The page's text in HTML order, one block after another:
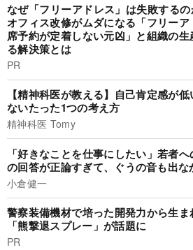
なぜ「フリーアドレス」は失敗する
オフィス改修がムダになる「フリー
席予約が定着しない元凶」と組織の
る解決策とは
PR
【精神科医が教える】自己肯定感が
ないたった1つの考え方
精神科医 Tomy
「好きなことを仕事にしたい」若者
の回答が正論すぎて、ぐうの音も出な
小倉健一
警察装備機材で培った開発力から生
「熊撃退スプレー」が話題に
PR